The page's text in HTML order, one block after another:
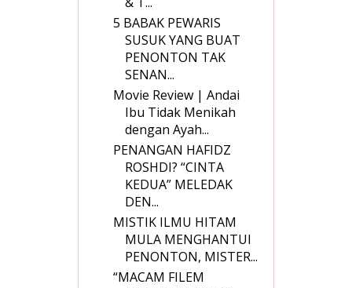
5 BABAK PEWARIS
SUSUK YANG BUAT
PENONTON TAK
SENAN...
Movie Review | Andai
Ibu Tidak Menikah
dengan Ayah...
PENANGAN HAFIDZ
ROSHDI? “CINTA
KEDUA” MELEDAK
DEN...
MISTIK ILMU HITAM
MULA MENGHANTUI
PENONTON, MISTER...
“MACAM FILEM